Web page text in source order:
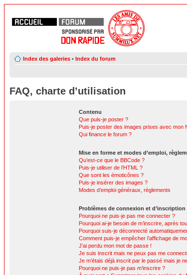
Index des galeries • Index du forum
FAQ, charte d’utilisation
Contenu
Que puis-je poster ?
Puis-je poster des images prises avec mon
Qui finance le forum ?
Mise en forme et modes d’emploi,
Qu’est-ce que le BBCode ?
Puis-je utiliser de l’HTML ?
Que sont les émoticônes ?
Puis-je insérer des images ?
Modes d’emploi généraux, règlements
Problèmes de connexion et d’inscription
Pourquoi ne puis-je pas me connecter ?
Pourquoi ai-je besoin de m’inscrire, après
Pourquoi suis-je déconnecté
Comment puis-je empêcher l’affichage de
J’ai perdu mon mot de passe !
Je suis inscrit mais ne peux pas me
Je m’étais déjà inscrit par le passé mais je
Pourquoi ne puis-je pas m’inscrire ?